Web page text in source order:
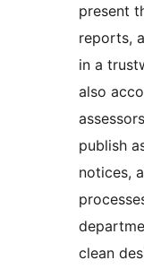
present
reports,
in a
also
publish
notices,
clean